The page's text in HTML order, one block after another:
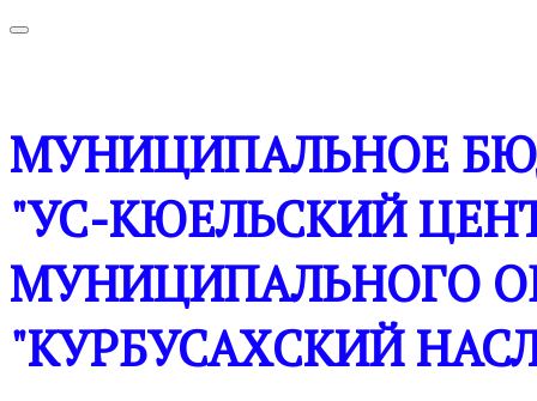
МУНИЦИПАЛЬНОЕ
"УС-КЮЕЛЬСКИЙ
МУНИЦИПАЛЬНОГО
"КУРБУСАХСКИЙ